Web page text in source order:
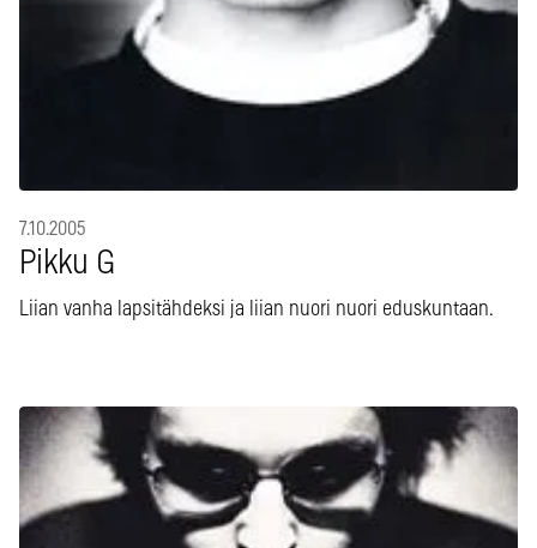
7.10.2005
Pikku G
Liian vanha lapsitähdeksi ja liian nuori nuori eduskuntaan.